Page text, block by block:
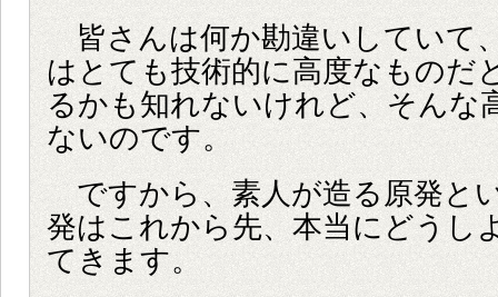
皆さんは何か勘違いしていて
はとても技術的に高度なものだ
るかも知れないけれど、そんな
ないのです。
ですから、素人が造る原発と
発はこれから先、本当にどうし
てきます。